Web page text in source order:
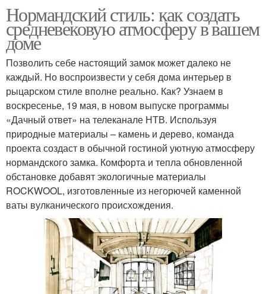
Нормандский стиль: как создать
средневековую атмосферу в вашем
доме
Позволить себе настоящий замок может далеко не
каждый. Но воспроизвести у себя дома интерьер в
рыцарском стиле вполне реально. Как? Узнаем в
воскресенье, 19 мая, в новом выпуске программы
«Дачный ответ» на телеканале НТВ. Используя
природные материалы – камень и дерево, команда
проекта создаст в обычной гостиной уютную атмосферу
нормандского замка. Комфорта и тепла обновленной
обстановке добавят экологичные материалы
ROCKWOOL, изготовленные из негорючей каменной
ваты вулканического происхождения.